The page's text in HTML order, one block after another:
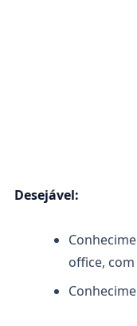
Desejável:
office,